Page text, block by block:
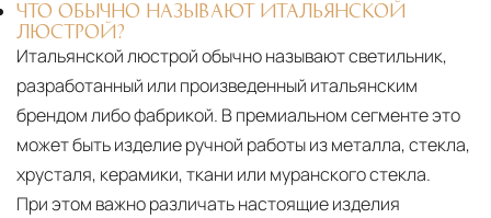
ЧТО ОБЫЧНО НАЗЫВАЮТ ИТАЛЬЯНСКОЙ
ЛЮСТРОЙ?
Итальянской люстрой обычно называют светильник,
разработанный или произведенный итальянским
брендом либо фабрикой. В премиальном сегменте это
может быть изделие ручной работы из металла, стекла,
хрусталя, керамики, ткани или муранского стекла.
При этом важно различать настоящие изделия